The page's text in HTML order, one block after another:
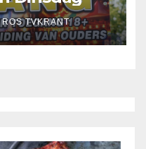
TVKRANT